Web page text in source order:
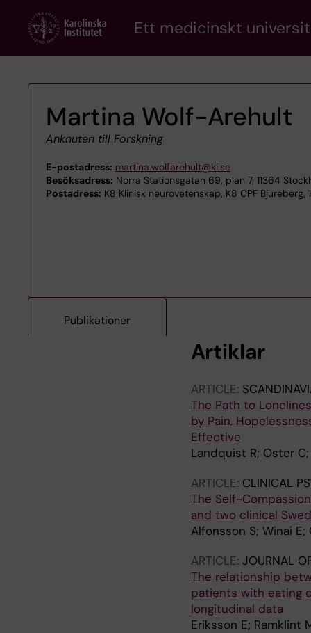
content
Ett medicinskt
Martina Wolf-Arehult
Anknuten till Forskning
E-postadress: martina.wolfarehult@ki.se
Besöksadress: Norra Stationsgatan 69, plan 7, 11364
Postadress: K8 Klinisk neurovetenskap, K8 CPF Bjureberg,
Publikationer
Artiklar
ARTICLE:
The Path to
by Pain,
Effective
Landquist R; Oster
ARTICLE: CLINICAL
The Self-
and two clinical
Alfonsson S; Winai
ARTICLE: JOURNAL
The relationship
patients with eating
longitudinal data
Eriksson E; Ramklint